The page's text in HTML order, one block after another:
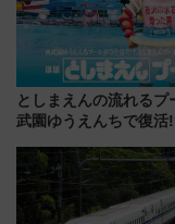
としまえんの流れるプ
武園ゆうえんちで復活
イダー」に注目 2026
沢へ遊びに行こう